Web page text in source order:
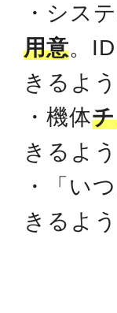
・シス
用意。
きるよ
・機体
きるよう
・「い
きるよ